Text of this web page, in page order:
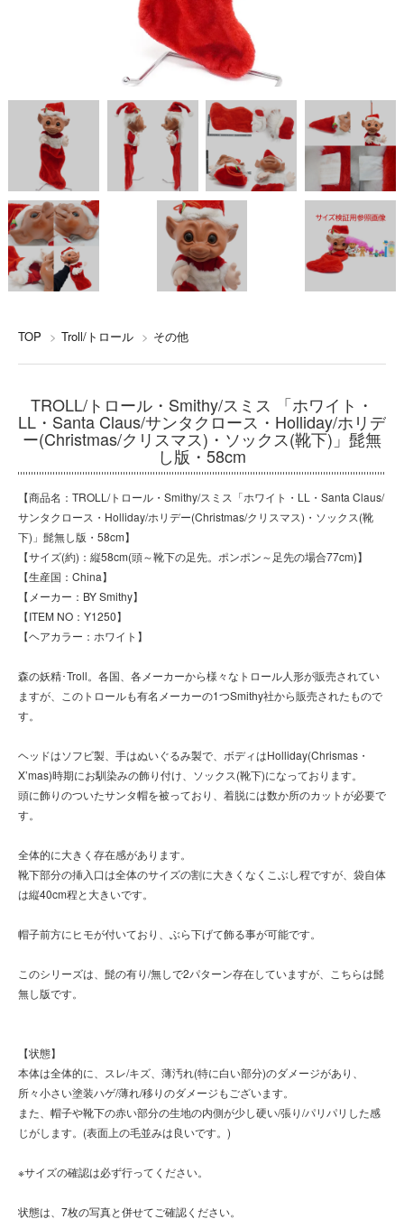
TOP > Troll/トロール > その他
TROLL/トロール・Smithy/スミス 「ホワイト・
LL・Santa Claus/サンタクロース・Holliday/ホリデ
ー(Christmas/クリスマス)・ソックス(靴下)」髭無
し版・58cm
【商品名：TROLL/トロール・Smithy/スミス「ホワイト・LL・Santa Claus/
サンタクロース・Holliday/ホリデー(Christmas/クリスマス)・ソックス(靴
下)」髭無し版・58cm】
【サイズ(約)：縦58cm(頭～靴下の足先。ポンポン～足先の場合77cm)】
【生産国：China】
【メーカー：BY Smithy】
【ITEM NO：Y1250】
【ヘアカラー：ホワイト】
森の妖精･Troll。各国、各メーカーから様々なトロール人形が販売されてい
ますが、このトロールも有名メーカーの1つSmithy社から販売されたもので
す。
ヘッドはソフビ製、手はぬいぐるみ製で、ボディはHolliday(Chrismas・
X’mas)時期にお馴染みの飾り付け、ソックス(靴下)になっております。
頭に飾りのついたサンタ帽を被っており、着脱には数か所のカットが必要で
す。
全体的に大きく存在感があります。
靴下部分の挿入口は全体のサイズの割に大きくなくこぶし程ですが、袋自体
は縦40cm程と大きいです。
帽子前方にヒモが付いており、ぶら下げて飾る事が可能です。
このシリーズは、髭の有り/無しで2パターン存在していますが、こちらは髭
無し版です。
【状態】
本体は全体的に、スレ/キズ、薄汚れ(特に白い部分)のダメージがあり、
所々小さい塗装ハゲ/薄れ/移りのダメージもございます。
また、帽子や靴下の赤い部分の生地の内側が少し硬い/張り/パリパリした感
じがします。(表面上の毛並みは良いです。)
※サイズの確認は必ず行ってください。
状態は、7枚の写真と併せてご確認ください。